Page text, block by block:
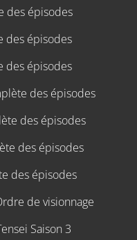
des épisodes
des épisodes
des épisodes
des épisodes
des épisodes
des épisodes
des épisodes
de visionnage
Saison 3